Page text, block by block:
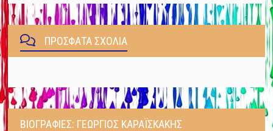
ΠΡΌΣΦΑΤΑ ΣΧΌΛΙΑ
ΒΙΟΓΡΑΦΊΕΣ: ΓΕΏΡΓΙΟΣ ΚΑΡΑΪΣΚΆΚΗΣ